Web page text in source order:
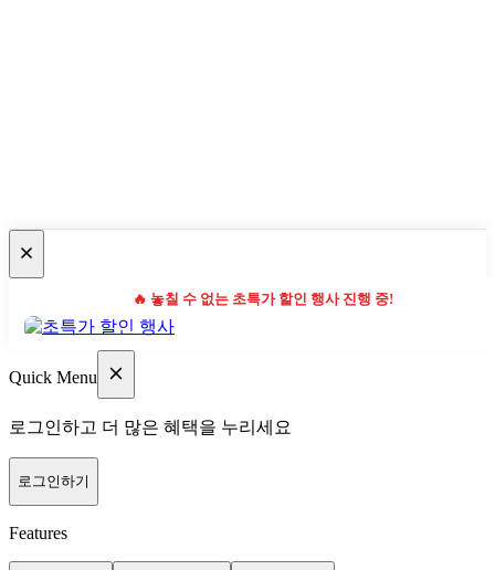
🔥 놓칠 수 없는 초특가 할인 행사 진행 중!
Quick Menu
로그인하고 더 많은 혜택을 누리세요
로그인하기
Features